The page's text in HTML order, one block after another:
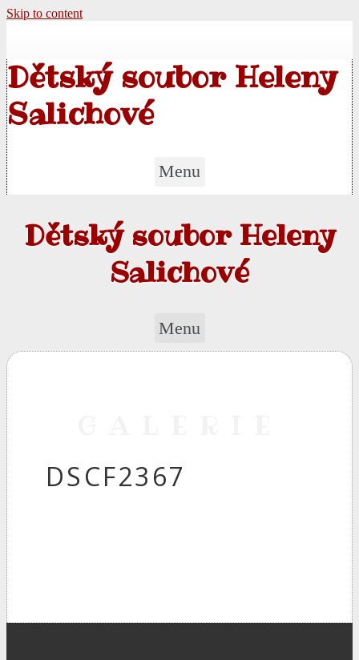
Skip to content
Dětský soubor Heleny
Salichové
Menu
Dětský soubor Heleny
Salichové
Menu
DSCF2367